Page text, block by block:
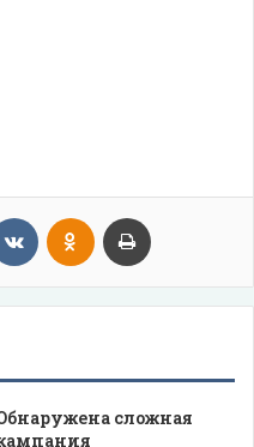
VKontakteOdnoklassniki
сложная